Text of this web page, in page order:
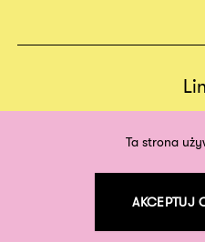
Ta strona
AKCEPTUJ